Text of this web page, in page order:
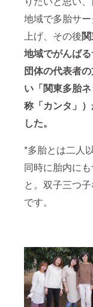
地域で多胎サ
上げ、その後
地域でがんば
団体の代表者
い「関東多胎
称「カンタ」
した。
*多胎とは二人
同時に胎内に
と。双子三つ
です。